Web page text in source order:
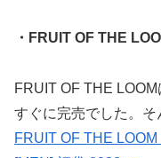
・FRUIT OF THE
FRUIT OF THE LOOM
すぐに完売でした。そ
FRUIT OF THE